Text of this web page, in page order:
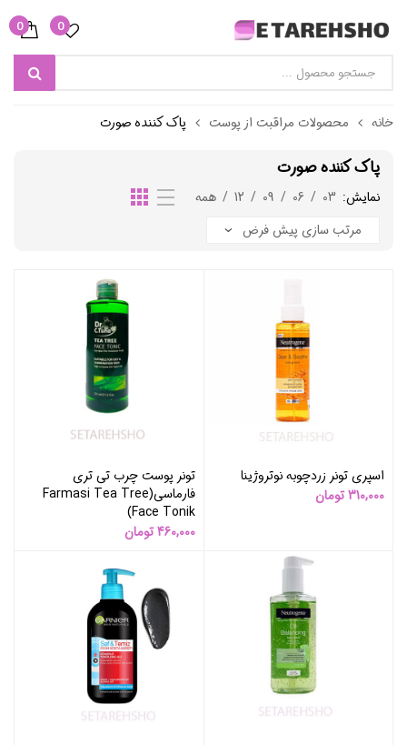
0
0
خانه محصولات مراقبت از پوست پاک کننده صورت
پاک کننده صورت
نمایش: 03
/
06
/
09
/
12
/ همه
اسپری تونر زردچوبه نوتروژینا
310,000تومان
تونر پوست چرب تی تری
فارماسی(Farmasi Tea Tree
Face Tonik)
460,000 تومان